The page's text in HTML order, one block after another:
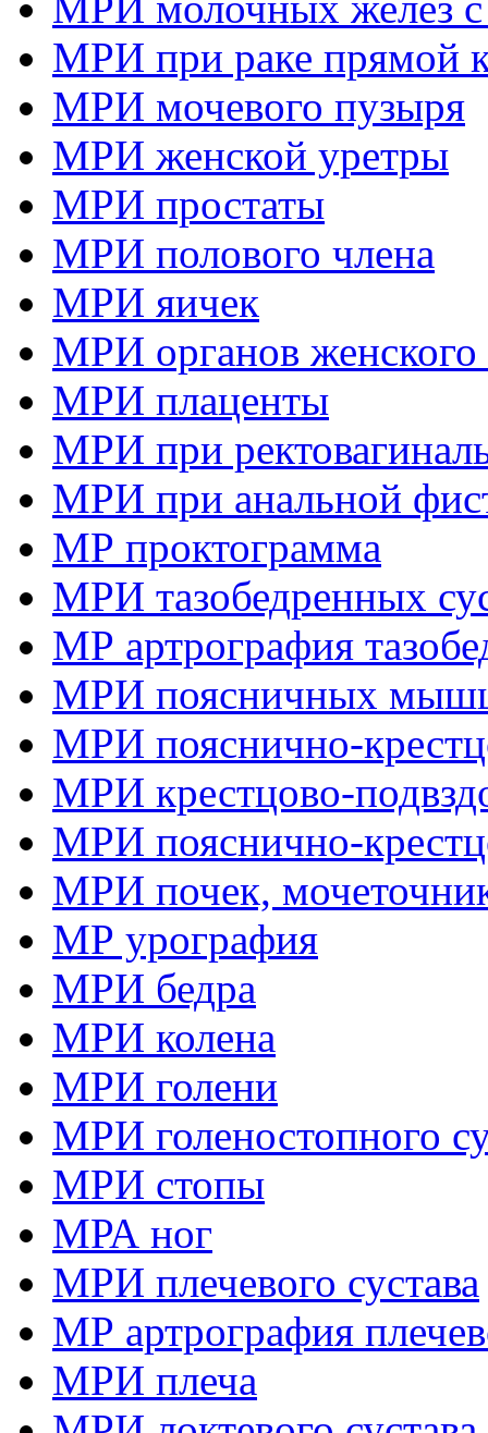
МРИ при раке прямой
МРИ мочевого пузыря
МРИ женской уретры
МРИ простаты
МРИ полового члена
МРИ яичек
МРИ органов женского
МРИ плаценты
МРИ при
МРИ при анальной
МР проктограмма
МРИ тазобедренных
МР артрография
МРИ поясничных
МРИ пояснично-
МРИ крестцово-
МРИ пояснично-
МРИ почек,
МР урография
МРИ бедра
МРИ колена
МРИ голени
МРИ голеностопного
МРИ стопы
МРА ног
МРИ плечевого сустава
МР артрография
МРИ плеча